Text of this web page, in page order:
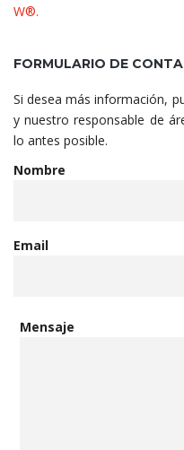
W®.
FORMULARIO DE
Si desea más información,
y nuestro responsable de
lo antes posible.
Nombre
Email
Mensaje